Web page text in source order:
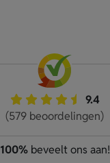
9.4
(579 beoordelingen)
100%beveelt ons aan!